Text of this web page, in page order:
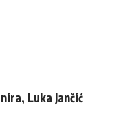
Luka Jančić